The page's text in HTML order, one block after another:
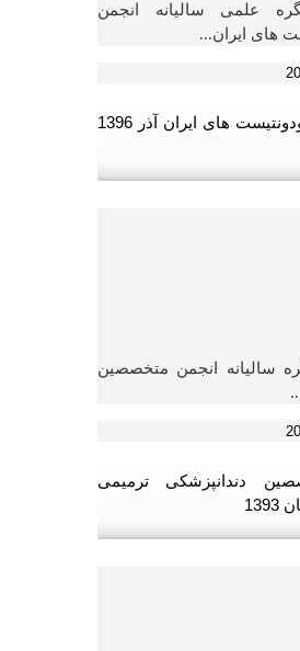
علمی سالیانه انجمن
های ایران...
انجمن پروستودونتیست های ایران آذر 1396
سالیانه انجمن متخصصین
دندانپزشکی ترمیمی